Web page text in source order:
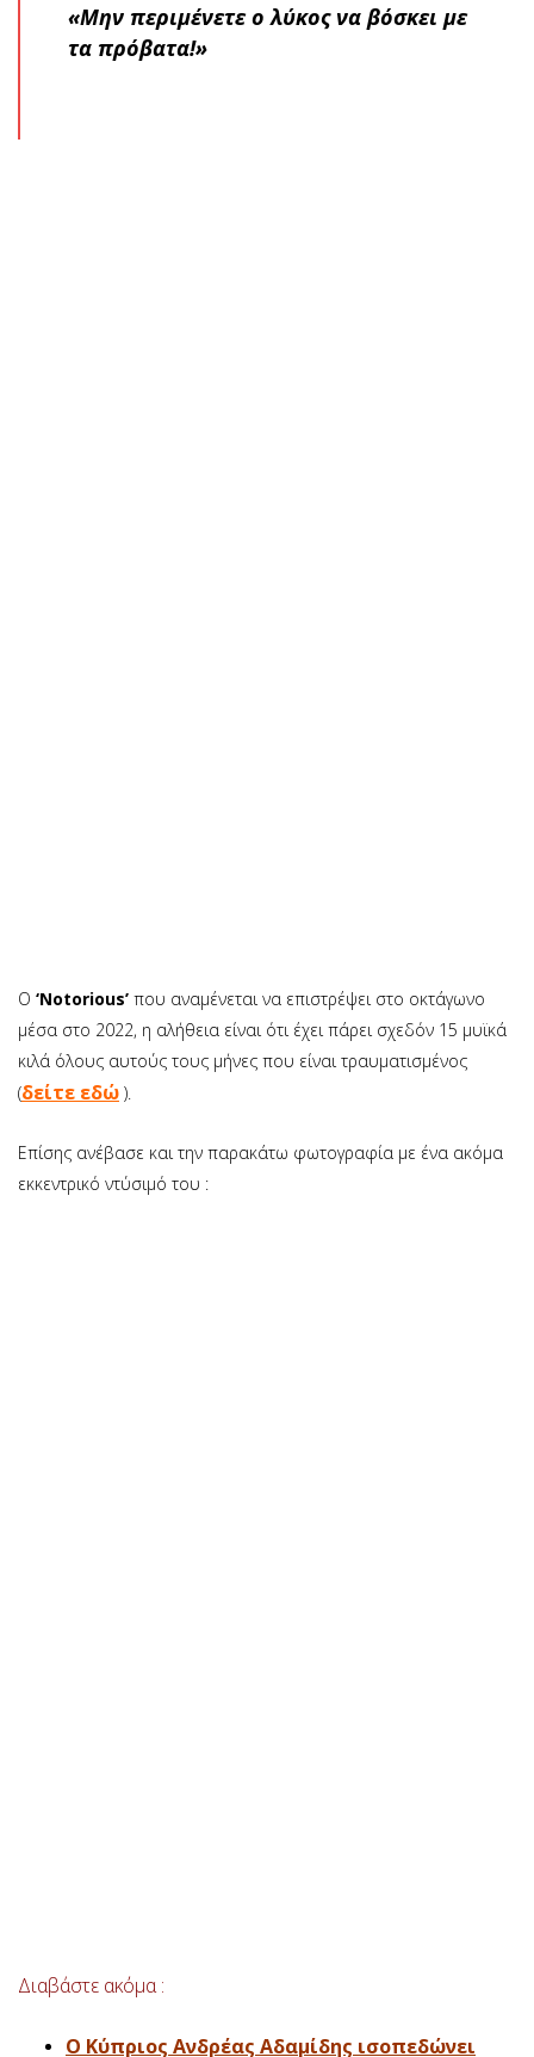
«Μην περιμένετε ο λύκος να βόσκει με
τα πρόβατα!»
Ο ‘Notorious’ που αναμένεται να επιστρέψει στο οκτάγωνο
μέσα στο 2022, η αλήθεια είναι ότι έχει πάρει σχεδόν 15 μυϊκά
κιλά όλους αυτούς τους μήνες που είναι τραυματισμένος
(δείτε εδώ ).
Επίσης ανέβασε και την παρακάτω φωτογραφία με ένα ακόμα
εκκεντρικό ντύσιμό του :
Διαβάστε ακόμα :
Ο Κύπριος Ανδρέας Αδαμίδης ισοπεδώνει